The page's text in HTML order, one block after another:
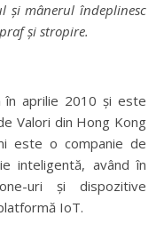
și mânerul îndeplinesc
și stropire.
în aprilie 2010 și este
Valori din Hong Kong
este o companie de
inteligentă, având în
uri și dispozitive
IoT.